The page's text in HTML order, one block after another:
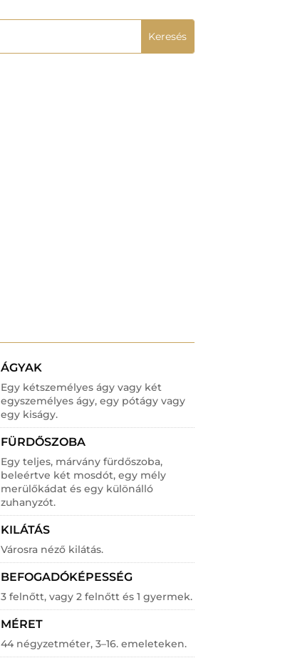
ÁGYAK
Egy kétszemélyes ágy vagy két
egyszemélyes ágy, egy pótágy vagy
egy kiságy.
FÜRDŐSZOBA
Egy teljes, márvány fürdőszoba,
beleértve két mosdót, egy mély
merülőkádat és egy különálló
zuhanyzót.
KILÁTÁS
Városra néző kilátás.
BEFOGADÓKÉPESSÉG
3 felnőtt, vagy 2 felnőtt és 1 gyermek.
MÉRET
44 négyzetméter, 3–16. emeleteken.